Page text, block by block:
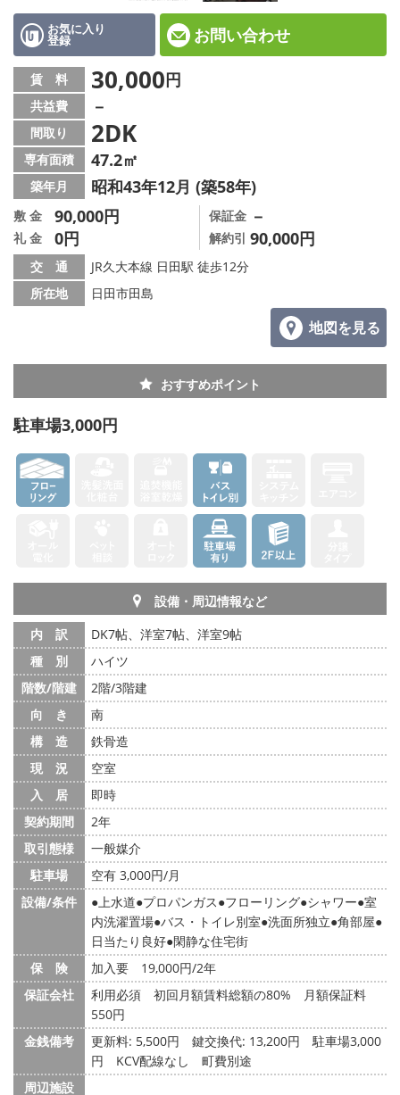
メールでお問い合わせ
お気に入り
登録 お問い合わせ
賃 料 30,000円
共益費 －
間取り 2DK
専有面積 47.2㎡
築年月 昭和43年12月 (築58年)
敷 金 90,000円
礼 金 0円
保証金 －
解約引 90,000円
交 通
JR久大本線 日田駅 徒歩12分
所在地
日田市田島
地図を見る
おすすめポイント
駐車場3,000円
設備・周辺情報など
内 訳
DK7帖、洋室7帖、洋室9帖
種 別
ハイツ
階数/階建
2階/3階建
向 き
南
構 造
鉄骨造
現 況
空室
入 居
即時
契約期間
2年
取引態様
一般媒介
駐車場
空有 3,000円/月
設備/条件
上水道 プロパンガス フローリング シャワー 室
内洗濯置場 バス・トイレ別室 洗面所独立 角部屋
日当たり良好 閑静な住宅街
保 険
加入要 19,000円/2年
保証会社
利用必須 初回月額賃料総額の80% 月額保証料
550円
金銭備考
更新料: 5,500円 鍵交換代: 13,200円
駐車場3,000
円 KCV配線なし 町費別途
周辺施設